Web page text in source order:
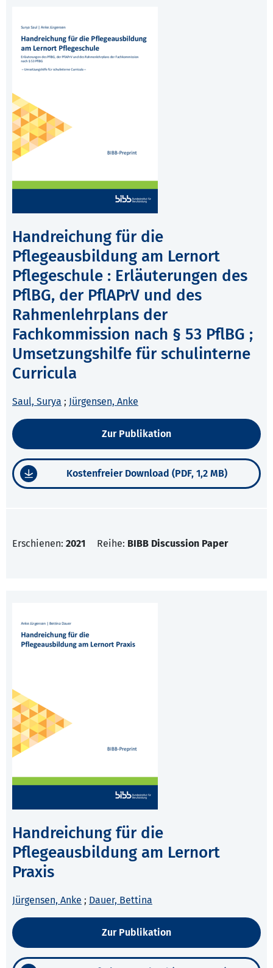
Handreichung für die
Pflegeausbildung am Lernort
Pflegeschule : Erläuterungen des
PflBG, der PflAPrV und des
Rahmenlehrplans der
Fachkommission nach § 53 PflBG ;
Umsetzungshilfe für schulinterne
Curricula
Saul, Surya ; Jürgensen, Anke
Zur Publikation
Kostenfreier Download (PDF, 1,2 MB)
Erschienen: 2021 Reihe: BIBB Discussion Paper
Handreichung für die
Pflegeausbildung am Lernort
Praxis
Jürgensen, Anke ; Dauer, Bettina
Zur Publikation